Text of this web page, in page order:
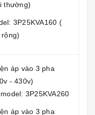
thường)
3P25KVA160 (
rộng)
áp vào 3 pha
- 430v)
3P25KVA260
áp vào 3 pha